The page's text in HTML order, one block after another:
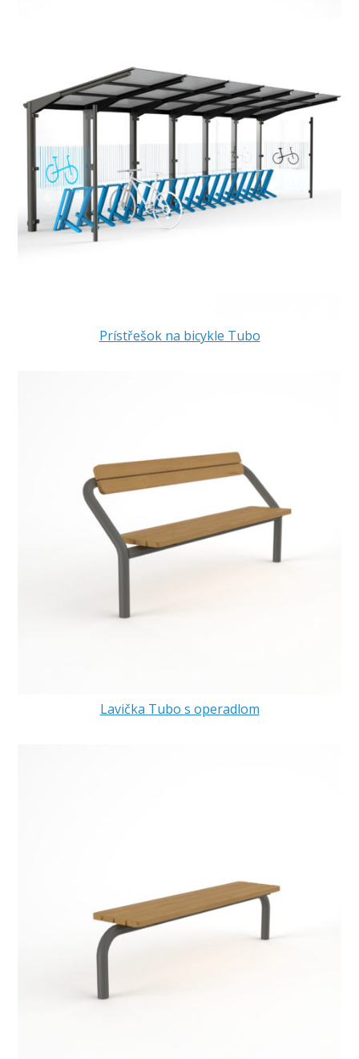
Prístřešok na bicykle Tubo
Lavička Tubo s operadlom